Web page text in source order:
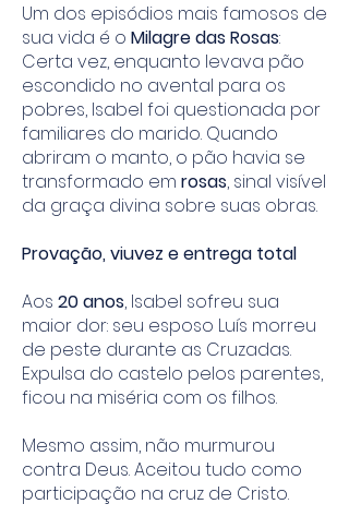
Um dos episódios mais famosos de
sua vida é o Milagre das Rosas:
Certa vez, enquanto levava pão
escondido no avental para os
pobres, Isabel foi questionada por
familiares do marido. Quando
abriram o manto, o pão havia se
transformado em rosas, sinal visível
da graça divina sobre suas obras.
Provação, viuvez e entrega total
Aos 20 anos, Isabel sofreu sua
maior dor: seu esposo Luís morreu
de peste durante as Cruzadas.
Expulsa do castelo pelos parentes,
ficou na miséria com os filhos.
Mesmo assim, não murmurou
contra Deus. Aceitou tudo como
participação na cruz de Cristo.